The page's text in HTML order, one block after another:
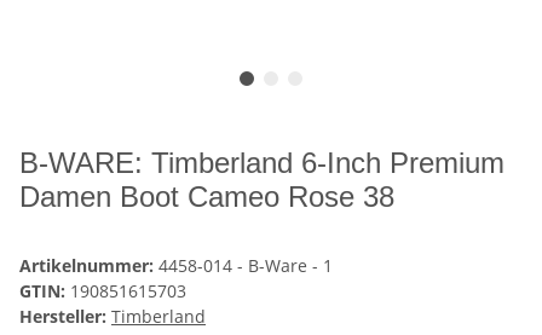
B-WARE: Timberland 6-Inch Premium
Damen Boot Cameo Rose 38
Artikelnummer: 4458-014 - B-Ware - 1
GTIN: 190851615703
Hersteller: Timberland